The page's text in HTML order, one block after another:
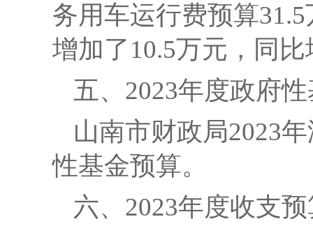
务用车运行费预算
增加了10.5万元，同比
五、 2023年度政府
山南市财政局2023
性基金预算。
六、 2023年度收支